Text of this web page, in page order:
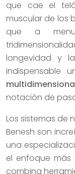
que cae el
muscular de los
que a
longevidad y
indispensable
notación de
Los sistemas de
Benesh son
una
el enfoque
combina